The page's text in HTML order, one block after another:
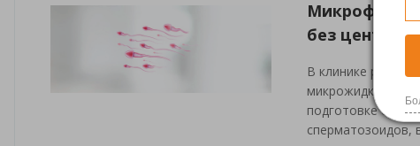
без
В клинике
подготовке
сперматозоидов,